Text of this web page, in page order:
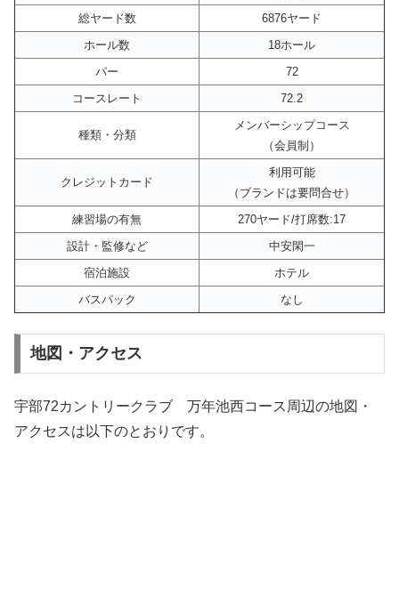
総ヤード数
6876ヤード
ホール数
18ホール
パー
72
コースレート
72.2
種類・分類
メンバーシップコース
（会員制）
クレジットカード
利用可能
（ブランドは要問合せ）
練習場の有無
270ヤード/打席数:17
設計・監修など
中安閑一
宿泊施設
ホテル
バスパック
なし
地図・アクセス
宇部72カントリークラブ 万年池西コース周辺の地図・
アクセスは以下のとおりです。